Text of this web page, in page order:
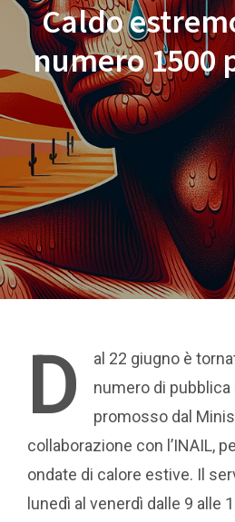
Caldo
numero 1500
D
al 22 giugno è
numero di pubblica
promosso dal
collaborazione con l’INAIL,
ondate di calore estive. Il
lunedì al venerdì dalle 9 alle